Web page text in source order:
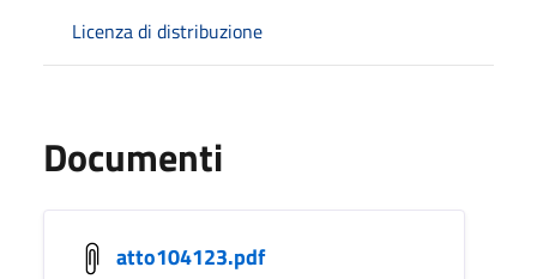
Licenza di distribuzione
Documenti
atto104123.pdf